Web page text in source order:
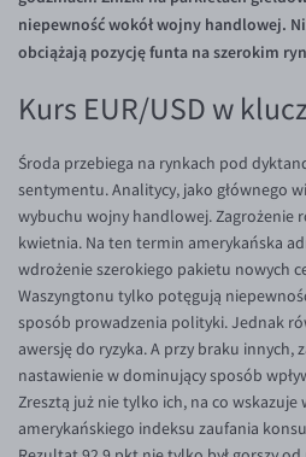
Inne pary walutowe
AUD/PLN
BGN/PLN
CNY/PLN
HKD/PLN
ILS/PLN
JPY/PLN
NZD/PLN
RON/PLN
Aplikacja mobilna
Bezpieczeństwo
Pomoc
FAQ
Konto i opłaty
Banki i przelewy
Przelewy zagraniczne
Słowniczek
Poradnik
KONTAKT
Kontakt
PL
niepewność wokół wojny handlowej.
obciążają pozycję funta na szerokim
Kurs EUR/USD w
Środa przebiega na rynkach pod
sentymentu. Analitycy, jako głównego
wybuchu wojny handlowej. Zagrożenie
kwietnia. Na ten termin amerykańska
wdrożenie szerokiego pakietu nowych
Waszyngtonu tylko potęgują
sposób prowadzenia polityki. Jednak
awersję do ryzyka. A przy braku innych,
nastawienie w dominujący sposób
Zresztą już nie tylko ich, na co wskazuje
amerykańskiego indeksu zaufania